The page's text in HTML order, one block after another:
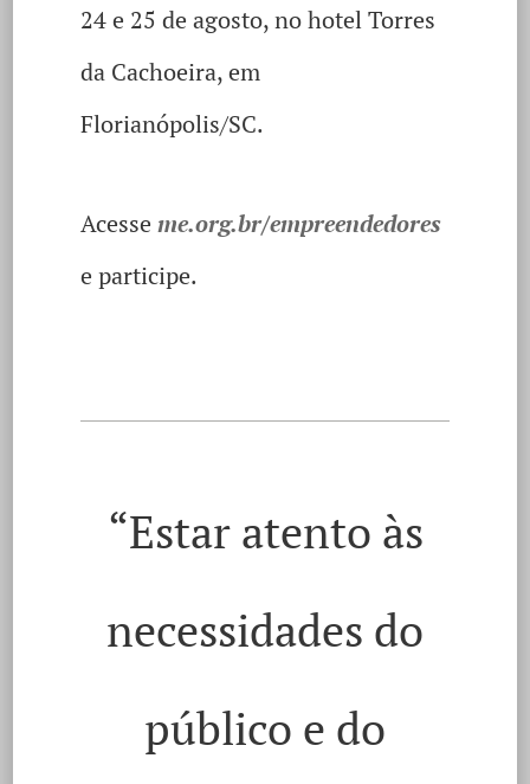
24 e 25 de agosto, no hotel Torres
da Cachoeira, em
Florianópolis/SC.
Acesseme.org.br/empreendedores
e participe.
“Estar atento às
necessidades do
público e do